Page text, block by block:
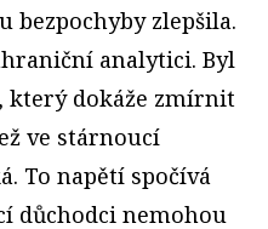
bezpochyby zlepšila.
analytici. Byl
který dokáže zmírnit
ve stárnoucí
To napětí spočívá
důchodci nemohou